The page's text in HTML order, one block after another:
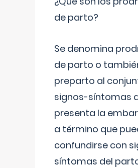
de parto?
Se denomina
de parto o
preparto al
signos-síntomas
presenta la
a término que
confundirse con
síntomas del